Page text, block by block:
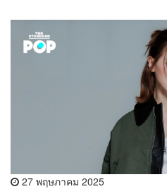
27 พฤษภาคม 2025